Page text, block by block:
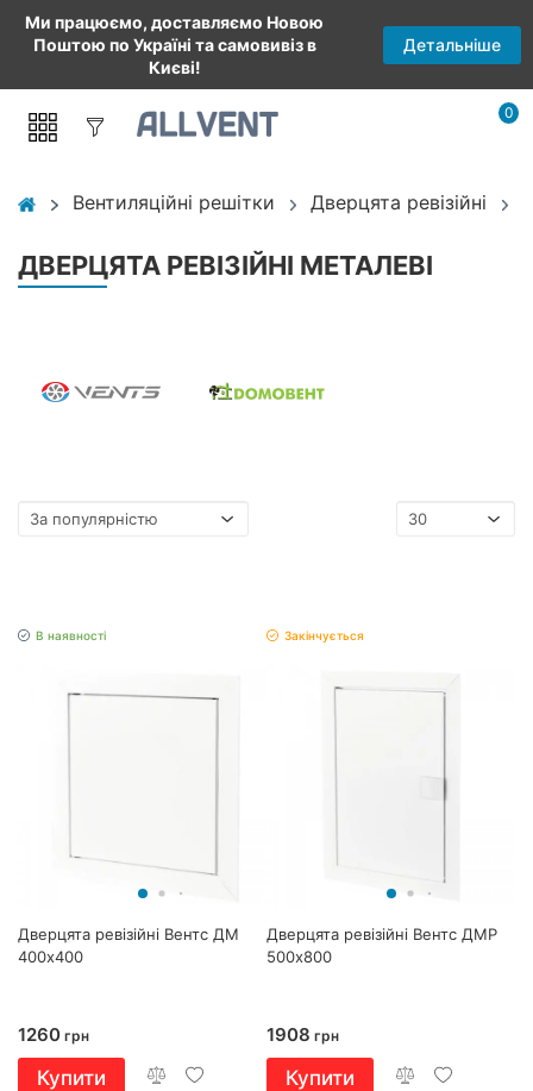
Ми працюємо, доставляємо Новою
Поштою по Україні та самовивіз в
Києві!
Детальніше
0
Вентиляційні решітки Дверцята ревізійні
ДВЕРЦЯТА РЕВІЗІЙНІ МЕТАЛЕВІ
В наявності
Дверцята ревізійні Вентс ДМ
400х400
1260 грн
Купити
Закінчується
Дверцята ревізійні Вентс ДМР
500х800
1908 грн
Купити